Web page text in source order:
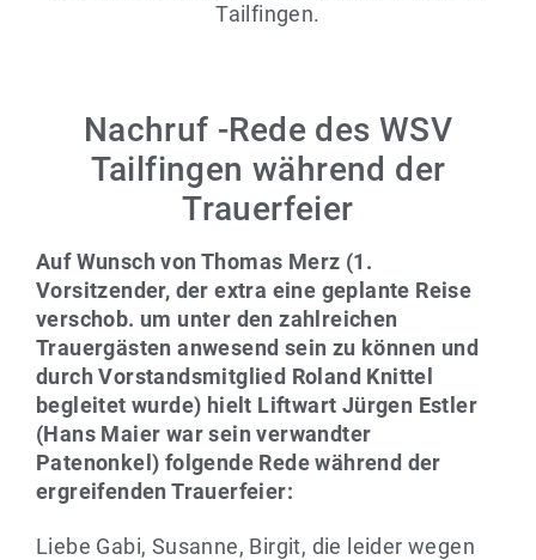
Tailfingen.
Nachruf -Rede des WSV
Tailfingen während der
Trauerfeier
Auf Wunsch von Thomas Merz (1.
Vorsitzender, der extra eine geplante Reise
verschob. um unter den zahlreichen
Trauergästen anwesend sein zu können und
durch Vorstandsmitglied Roland Knittel
begleitet wurde) hielt Liftwart Jürgen Estler
(Hans Maier war sein verwandter
Patenonkel) folgende Rede während der
ergreifenden Trauerfeier:
Liebe Gabi, Susanne, Birgit, die leider wegen